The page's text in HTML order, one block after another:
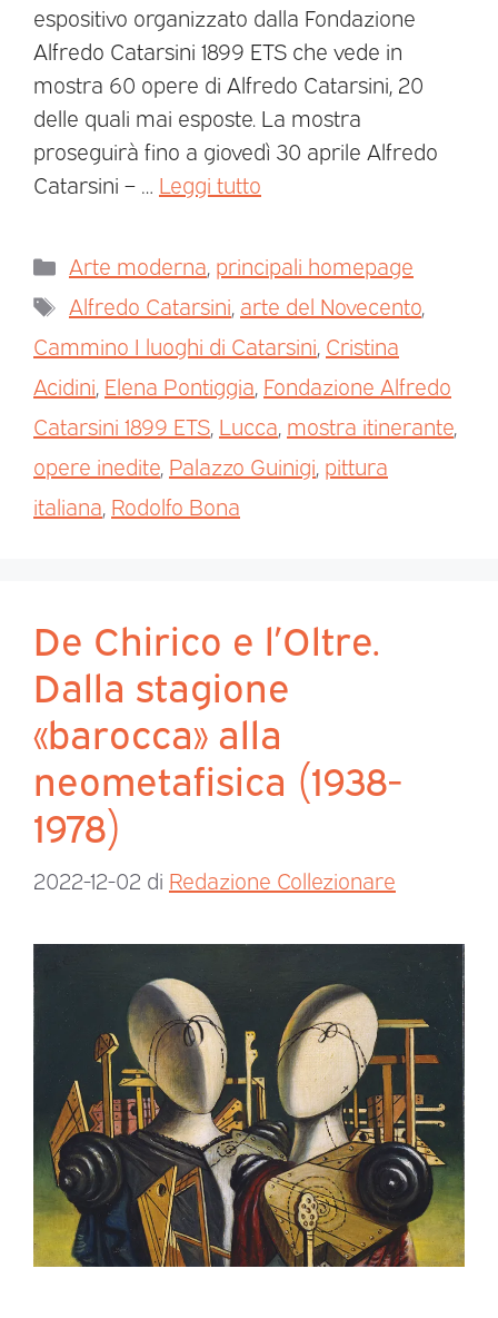
espositivo organizzato dalla Fondazione
Alfredo Catarsini 1899 ETS che vede in
mostra 60 opere di Alfredo Catarsini, 20
delle quali mai esposte. La mostra
proseguirà fino a giovedì 30 aprile Alfredo
Catarsini – … Leggi tutto
Arte moderna, principali homepage
Alfredo Catarsini, arte del Novecento,
Cammino I luoghi di Catarsini, Cristina
Acidini, Elena Pontiggia, Fondazione Alfredo
Catarsini 1899 ETS, Lucca, mostra itinerante,
opere inedite, Palazzo Guinigi, pittura
italiana, Rodolfo Bona
De Chirico e l’Oltre.
Dalla stagione
«barocca» alla
neometafisica (1938-
1978)
2022-12-02 di Redazione Collezionare